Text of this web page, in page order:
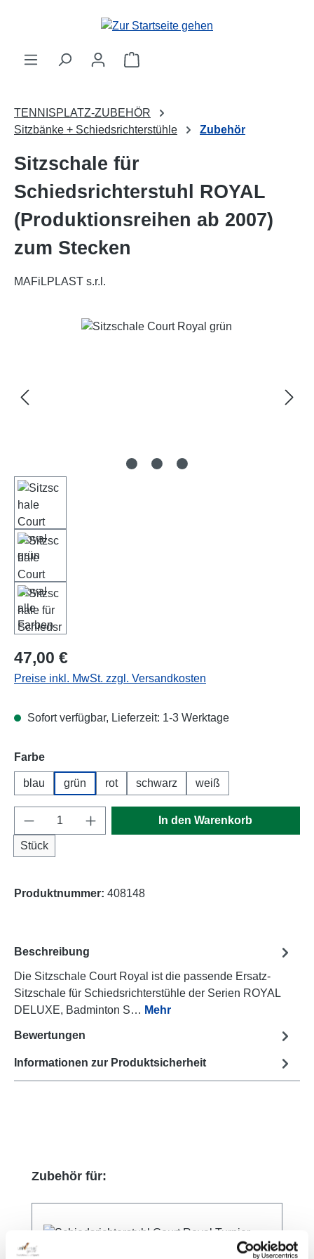
Zum Hauptinhalt springen
Warenkorb enthält 0 Positionen.
TENNISPLATZ-ZUBEHÖR
Sitzbänke + Schiedsrichterstühle
Zubehör
Sitzschale für
Schiedsrichterstuhl ROYAL
(Produktionsreihen ab 2007)
zum Stecken
MAFiLPLAST s.r.l.
Bildergalerie überspringen
Regulärer Preis:
47,00 €
Preise inkl. MwSt. zzgl. Versandkosten
Sofort verfügbar, Lieferzeit: 1-3 Werktage
Farbeauswählen
blau grün rot schwarz weiß
Produkt Anzahl: Gib den gewünschten
Stück
In den Warenkorb
Produktnummer: 408148
Beschreibung
Die Sitzschale Court Royal ist die passende Ersatz-
Sitzschale für Schiedsrichterstühle der Serien ROYAL
DELUXE, Badminton S… Mehr
Bewertungen
Informationen zur Produktsicherheit
Produktgalerie überspringen
Zubehör für: